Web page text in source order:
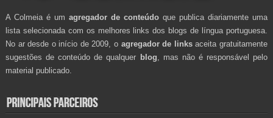
A Colmeia é um agregador de conteúdo que publica diariamente uma
lista selecionada com os melhores links dos blogs de língua portuguesa.
No ar desde o início de 2009, o agregador de linksaceita gratuitamente
sugestões de conteúdo de qualquer blog , mas não é responsável pelo
material publicado.